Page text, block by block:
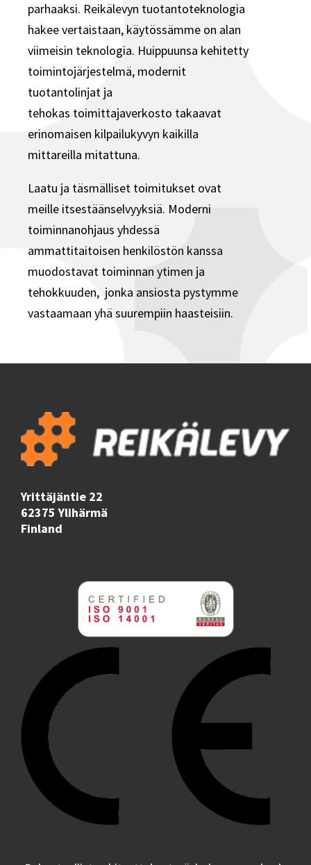
parhaaksi. Reikälevyn tuotantoteknologia
hakee vertaistaan, käytössämme on alan
viimeisin teknologia. Huippuunsa kehitetty
toimintojärjestelmä, modernit
tuotantolinjat ja
tehokas toimittajaverkosto takaavat
erinomaisen kilpailukyvyn kaikilla
mittareilla mitattuna.
Laatu ja täsmälliset toimitukset ovat
meille itsestäänselvyyksiä. Moderni
toiminnanohjaus yhdessä
ammattitaitoisen henkilöstön kanssa
muodostavat toiminnan ytimen ja
tehokkuuden, jonka ansiosta pystymme
vastaamaan yhä suurempiin haasteisiin.
Yrittäjäntie 22
62375 Ylihärmä
Finland